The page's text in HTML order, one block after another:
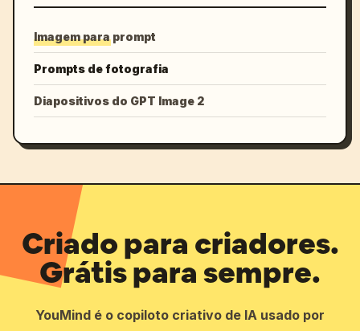
Imagem para prompt
Prompts de fotografia
Diapositivos do GPT Image 2
Criado para criadores.
Grátis para sempre.
YouMind é o copiloto criativo de IA usado por